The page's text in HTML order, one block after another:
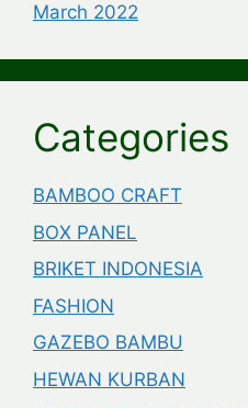
March 2022
Categories
BAMBOO CRAFT
BOX PANEL
BRIKET INDONESIA
FASHION
GAZEBO BAMBU
HEWAN KURBAN